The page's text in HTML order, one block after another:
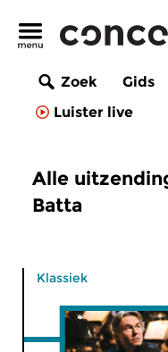
Zoek Gids
Luister live
Alle
Batta
Klassiek